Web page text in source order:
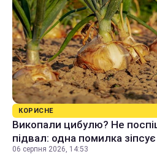
КОРИСНЕ
Викопали цибулю? Не
підвал: одна помилка
06 серпня 2026, 14:53